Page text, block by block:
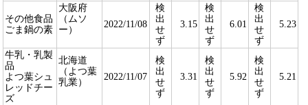
その他食品
ごま鍋の素
大阪府
（ムソ
ー）
2022/11/08
検
出
せ
ず
3.15
検
出
せ
ず
6.01
検
出
せ
ず
5.23
牛乳・乳製
品
よつ葉シュ
レッドチー
ズ
北海道
（よつ葉
乳業）
2022/11/07
検
出
せ
ず
3.31
検
出
せ
ず
5.92
検
出
せ
ず
5.21